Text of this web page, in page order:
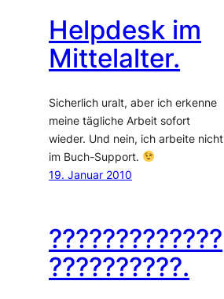
Helpdesk im
Mittelalter.
Sicherlich uralt, aber ich erkenne
meine tägliche Arbeit sofort
wieder. Und nein, ich arbeite nicht
im Buch-Support.
19. Januar 2010
?????????????
??????????.